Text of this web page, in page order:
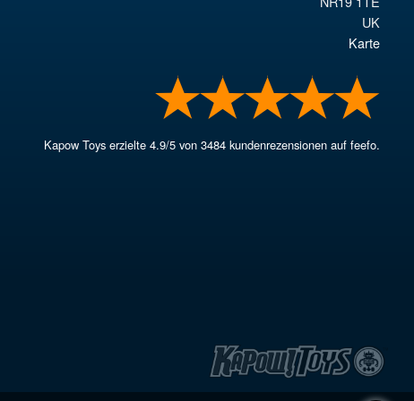
UK
Karte
Kapow Toys erzielte4.9/5 von3484 kundenrezensionen auf feefo.